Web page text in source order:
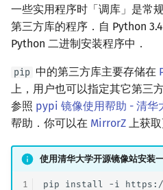
一些实用程序时「调库」是常
第三方库的程序．自 Python
Python 二进制安装程序中．
pip 中的第三方库主要存储在
上，用户也可以指定其它第三
参照 pypi 镜像使用帮助 - 清华
帮助．你可以在 MirrorZ 上获取
使用清华大学开源镜像站安装
1 pip install -i